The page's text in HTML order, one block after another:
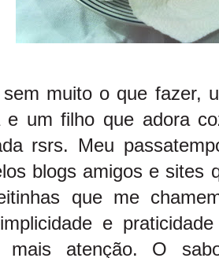
muito o que fazer,
e um filho que adora
rsrs. Meu
blogs amigos e sites
que me
e
mais atenção. O